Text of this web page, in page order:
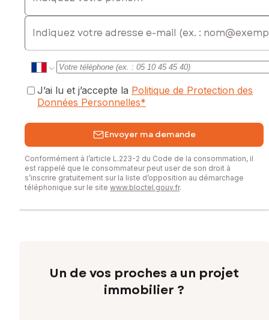
à votre projet. (Prix d'un lot : 205 000 eur FAI)
Les informations sur les risques auxquels ce bien est
exposé sont disponibles sur le site Géorisques :
www.georisques.gouv.fr
Prix de vente : 370 000 €
Honoraires charge vendeur
0743661800, E-mail : jerome.adam@safti.fr - EI - Agent
commercial immatriculé au RSAC de VERSAILLES sous le
numéro 838200061
E-mail
J’ai lu et j’accepte la Politique de Protection des
Données Personnelles*
Envoyer ma demande
Conformément à l’article L.223-2 du Code de la consommation, il
est rappelé que le consommateur peut user de son droit à
s’inscrire gratuitement sur la liste d’opposition au démarchage
téléphonique sur le site www.bloctel.gouv.fr.
Un de vos proches a un projet
immobilier ?